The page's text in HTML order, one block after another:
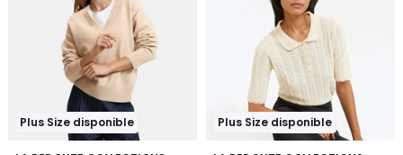
Plus Size disponible Plus Size disponible